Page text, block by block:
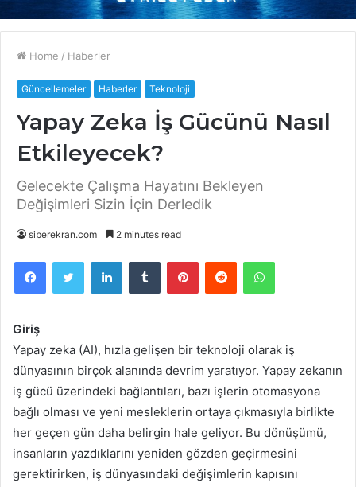
Home / Haberler
Güncellemeler Haberler Teknoloji
Yapay Zeka İş Gücünü Nasıl
Etkileyecek?
Gelecekte Çalışma Hayatını Bekleyen
Değişimleri Sizin İçin Derledik
siberekran.com 2 minutes read
FacebookTwitter LinkedIn Tumblr PinterestReddit
Giriş
Yapay zeka (AI), hızla gelişen bir teknoloji olarak iş
dünyasının birçok alanında devrim yaratıyor. Yapay zekanın
iş gücü üzerindeki bağlantıları, bazı işlerin otomasyona
bağlı olması ve yeni mesleklerin ortaya çıkmasıyla birlikte
her geçen gün daha belirgin hale geliyor. Bu dönüşümü,
insanların yazdıklarını yeniden gözden geçirmesini
gerektirirken, iş dünyasındaki değişimlerin kapısını